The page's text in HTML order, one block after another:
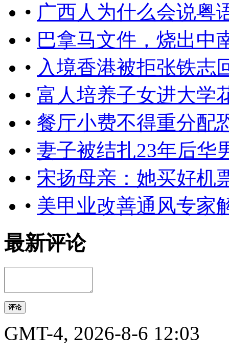
• 广西人为什么会说粤
• 巴拿马文件，烧出中
• 入境香港被拒张铁志
• 富人培养子女进大学
• 餐厅小费不得重分配
• 妻子被结扎23年后华
• 宋扬母亲：她买好机
• 美甲业改善通风专家
最新评论
评论
GMT-4, 2026-8-6 12:03